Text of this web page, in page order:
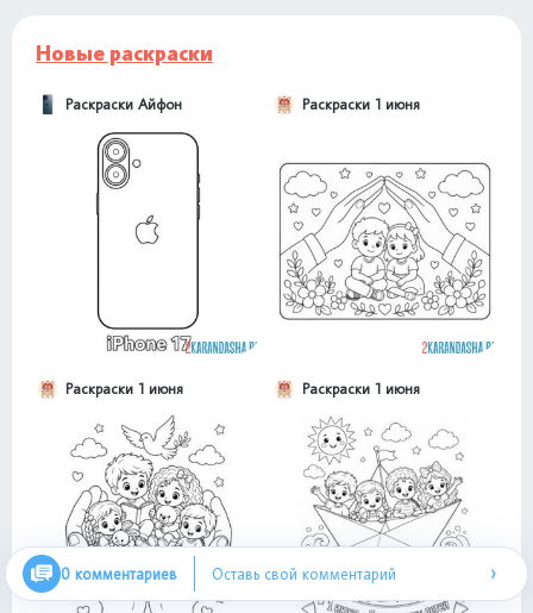
Новые раскраски
Раскраски Айфон Раскраски 1 июня
Раскраски 1 июня Раскраски 1 июня
0 комментариев Оставь свой комментарий ›